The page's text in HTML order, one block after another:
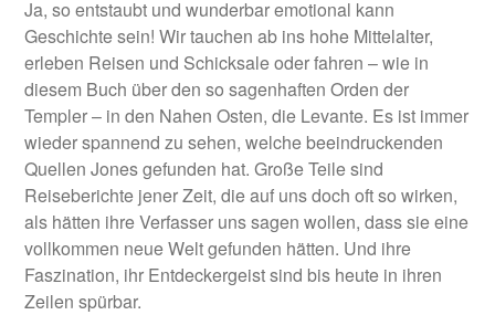
Ja, so entstaubt und wunderbar emotional kann
Geschichte sein! Wir tauchen ab ins hohe Mittelalter,
erleben Reisen und Schicksale oder fahren – wie in
diesem Buch über den so sagenhaften Orden der
Templer – in den Nahen Osten, die Levante. Es ist immer
wieder spannend zu sehen, welche beeindruckenden
Quellen Jones gefunden hat. Große Teile sind
Reiseberichte jener Zeit, die auf uns doch oft so wirken,
als hätten ihre Verfasser uns sagen wollen, dass sie eine
vollkommen neue Welt gefunden hätten. Und ihre
Faszination, ihr Entdeckergeist sind bis heute in ihren
Zeilen spürbar.